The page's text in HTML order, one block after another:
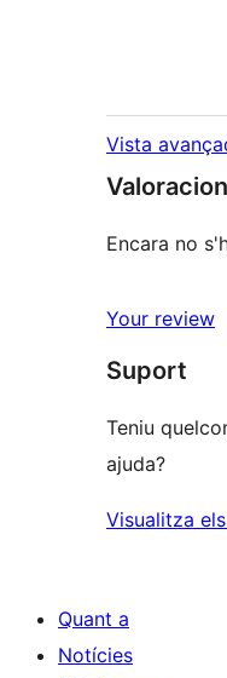
Vista
Encara no
Your review
Suport
Teniu
ajuda?
Visualitza
Quant a
Notícies